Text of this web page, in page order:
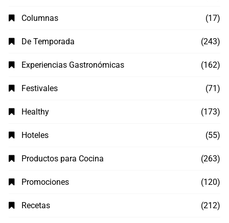
Columnas (17)
De Temporada (243)
Experiencias Gastronómicas (162)
Festivales (71)
Healthy (173)
Hoteles (55)
Productos para Cocina (263)
Promociones (120)
Recetas (212)